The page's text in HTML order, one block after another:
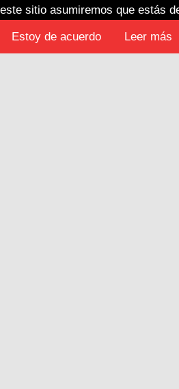
este sitio asumiremos que estás
Estoy de acuerdo Leer más